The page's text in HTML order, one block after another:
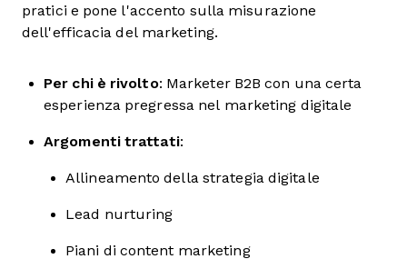
pratici e pone l'accento sulla misurazione
dell'efficacia del marketing.
Per chi è rivolto: Marketer B2B con una certa
esperienza pregressa nel marketing digitale
Argomenti trattati:
Allineamento della strategia digitale
Lead nurturing
Piani di content marketing